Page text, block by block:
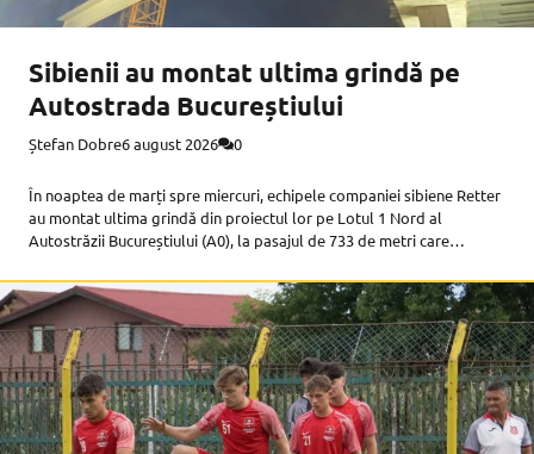
Sibienii au montat ultima grindă pe
Autostrada Bucureștiului
Ștefan Dobre6 august 2026 0
În noaptea de marți spre miercuri, echipele companiei sibiene Retter
au montat ultima grindă din proiectul lor pe Lotul 1 Nord al
Autostrăzii Bucureștiului (A0), la pasajul de 733 de metri care